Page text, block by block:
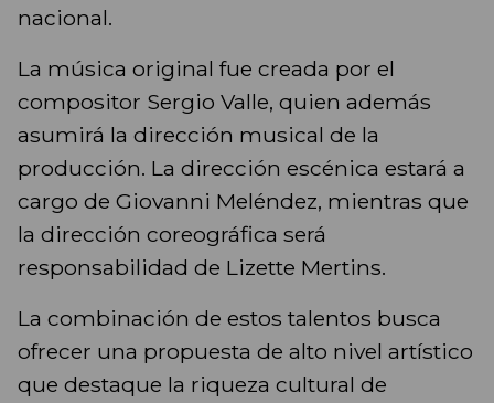
nacional.
La música original fue creada por el
compositor Sergio Valle, quien además
asumirá la dirección musical de la
producción. La dirección escénica estará a
cargo de Giovanni Meléndez, mientras que
la dirección coreográfica será
responsabilidad de Lizette Mertins.
La combinación de estos talentos busca
ofrecer una propuesta de alto nivel artístico
que destaque la riqueza cultural de